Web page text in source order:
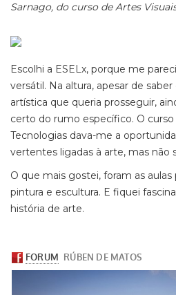
Sarnago, do curso de Artes
Escolhi a ESELx, porque me
versátil. Na altura, apesar de
artística que queria prosseguir,
certo do rumo específico. O curso
Tecnologias dava-me a
vertentes ligadas à arte, mas não
O que mais gostei, foram as
pintura e escultura. E fiquei
história de arte.